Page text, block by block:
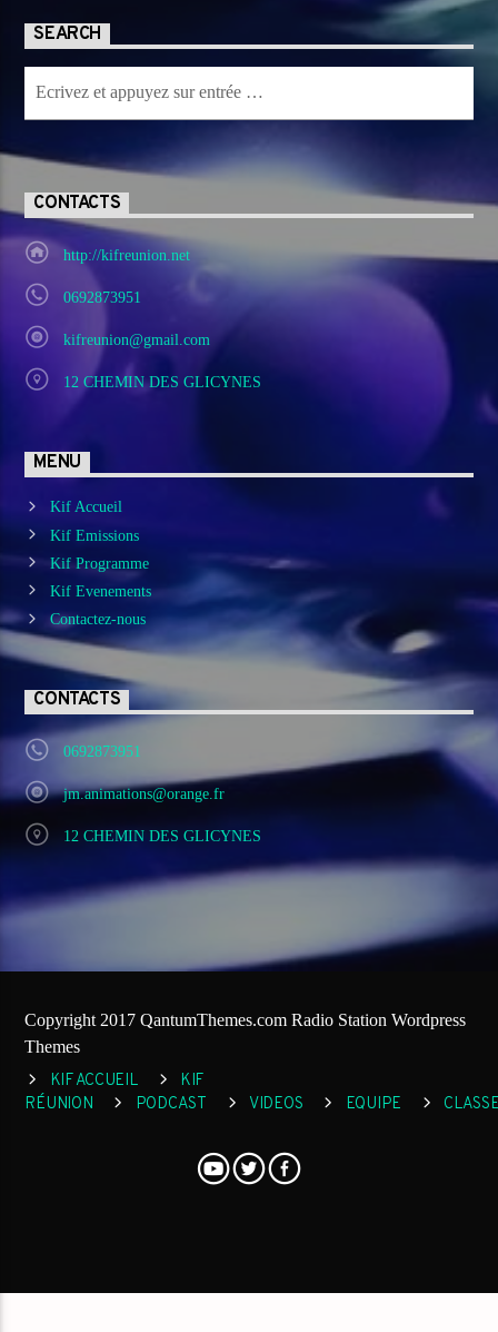
SEARCH
CONTACTS
http://kifreunion.net
0692873951
kifreunion@gmail.com
12 CHEMIN DES GLICYNES
MENU
Kif Accueil
Kif Emissions
Kif Programme
Kif Evenements
Contactez-nous
CONTACTS
0692873951
jm.animations@orange.fr
12 CHEMIN DES GLICYNES
Copyright 2017 QantumThemes.com Radio Station Wordpress
Themes
KIF ACCUEIL
KIF
RÉUNION
PODCAST VIDEOS EQUIPE